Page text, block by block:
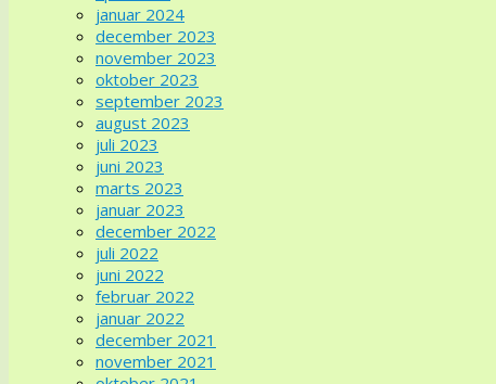
januar 2024
december 2023
november 2023
oktober 2023
september 2023
august 2023
juli 2023
juni 2023
marts 2023
januar 2023
december 2022
juli 2022
juni 2022
februar 2022
januar 2022
december 2021
november 2021